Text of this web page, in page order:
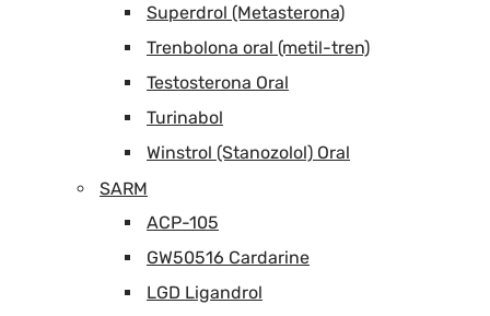
Superdrol (Metasterona)
Trenbolona oral (metil-tren)
Testosterona Oral
Turinabol
Winstrol (Stanozolol) Oral
SARM
ACP-105
GW50516 Cardarine
LGD Ligandrol